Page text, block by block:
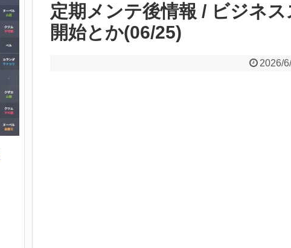
定期メンテ後情報 / ビジネ
開始とか(06/25)
2026/